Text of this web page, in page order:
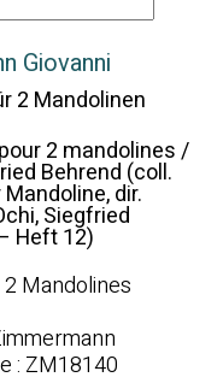
Giovanni
2 Mandolinen
2 mandolines /
Behrend (coll.
dir.
Siegfried
Heft 12)
Mandolines
: ZM18140